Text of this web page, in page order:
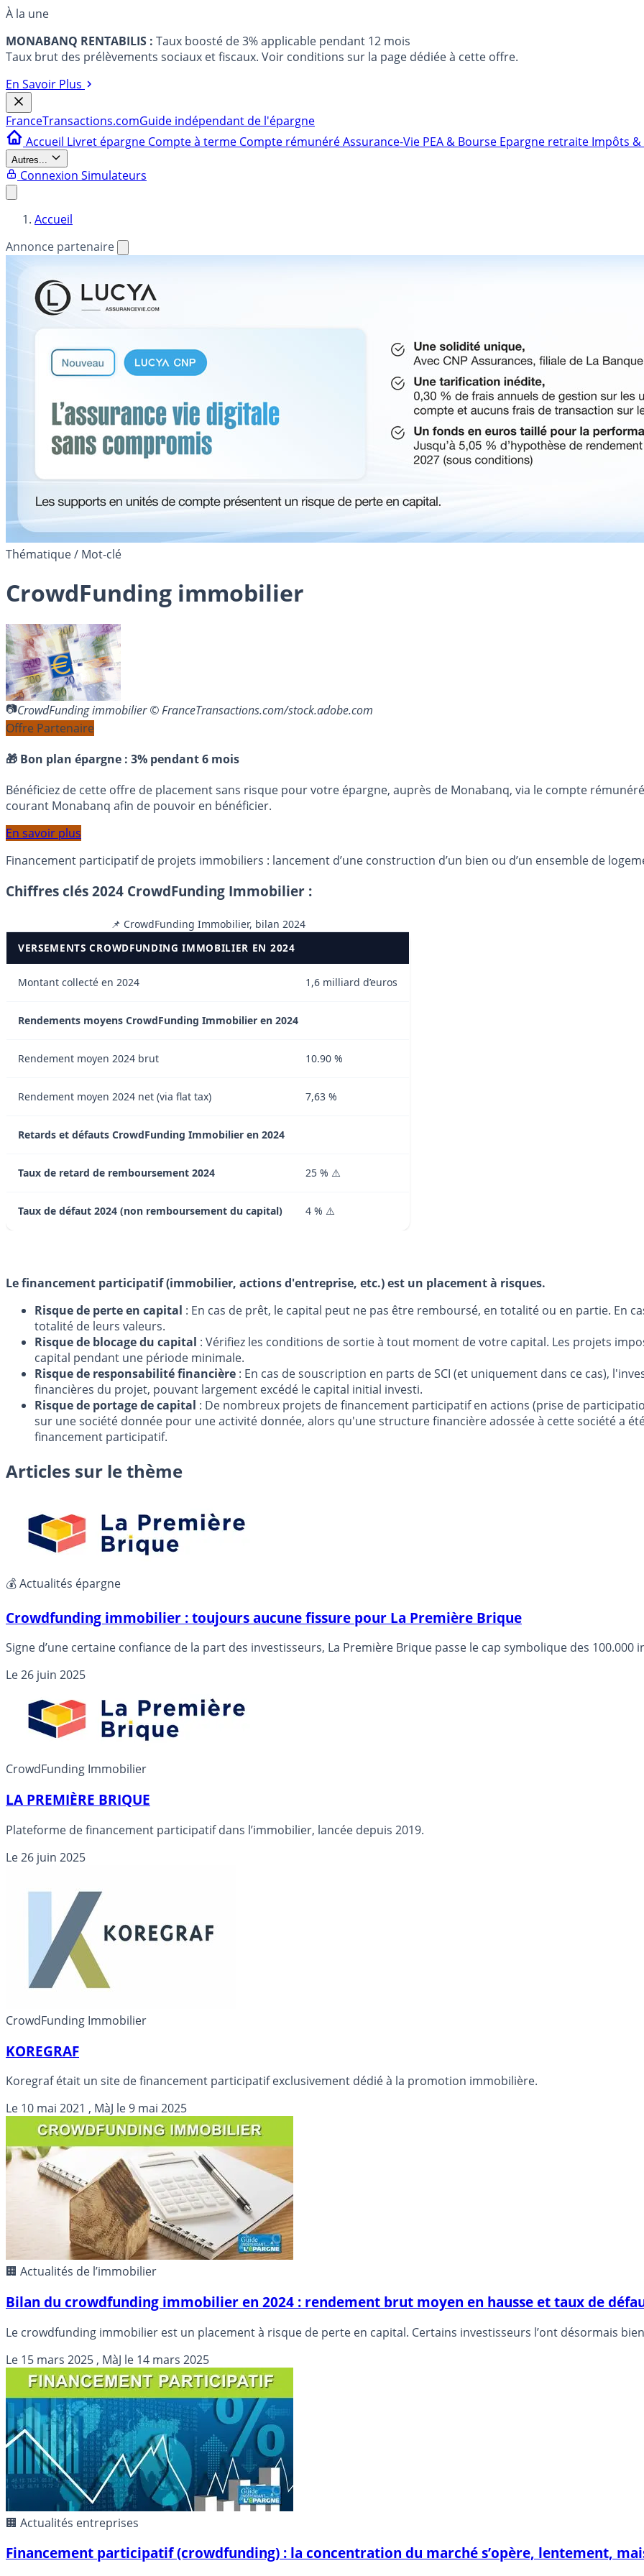
À la une
MONABANQ RENTABILIS : Taux boosté de 3% applicable pendant 12 mois
Taux brut des prélèvements sociaux et fiscaux. Voir conditions sur la page dédiée à cette offre.
En Savoir Plus
FranceTransactions.comGuide indépendant de l'épargne
Accueil Livret épargne Compte à terme Compte rémunéréAssurance-Vie PEA & Bourse Epargne retraite Impôts &
Autres...
Connexion Simulateurs
Accueil
Annonce partenaire
Thématique / Mot-clé
CrowdFunding immobilier
CrowdFunding immobilier © FranceTransactions.com/stock.adobe.com
Offre Partenaire
🎁 Bon plan épargne : 3% pendant 6 mois
Bénéficiez de cette offre de placement sans risque pour votre épargne, auprès de Monabanq, via le compte
courant Monabanq afin de pouvoir en bénéficier.
En savoir plus
Financement participatif de projets immobiliers : lancement d’une construction d’un bien ou d’un ensemble de
Chiffres clés 2024 CrowdFunding Immobilier :
📌 CrowdFunding Immobilier, bilan 2024
VERSEMENTS CROWDFUNDING IMMOBILIER EN 2024
Montant collecté en 2024 1,6 milliard d’euros
Rendements moyens CrowdFunding Immobilier en 2024
Rendement moyen 2024 brut 10.90 %
Rendement moyen 2024 net (via flat tax) 7,63 %
Retards et défauts CrowdFunding Immobilier en 2024
Taux de retard de remboursement 2024 25 % ⚠️
Taux de défaut 2024 (non remboursement du capital) 4 % ⚠️
Le financement participatif (immobilier, actions d'entreprise, etc.) est un placement à risques.
Risque de perte en capital : En cas de prêt, le capital peut ne pas être remboursé, en totalité ou en partie. En
totalité de leurs valeurs.
Risque de blocage du capital : Vérifiez les conditions de sortie à tout moment de votre capital. Les projets
capital pendant une période minimale.
Risque de responsabilité financière : En cas de souscription en parts de SCI (et uniquement dans ce cas),
financières du projet, pouvant largement excédé le capital initial investi.
Risque de portage de capital : De nombreux projets de financement participatif en actions (prise de
sur une société donnée pour une activité donnée, alors qu'une structure financière adossée à cette société a
financement participatif.
Articles sur le thème
💰 Actualités épargne
Crowdfunding immobilier : toujours aucune fissure pour La Première Brique
Signe d’une certaine confiance de la part des investisseurs, La Première Brique passe le cap symbolique des 100.000
Le26 juin 2025
CrowdFunding Immobilier
LA PREMIÈRE BRIQUE
Plateforme de financement participatif dans l’immobilier, lancée depuis 2019.
Le26 juin 2025
CrowdFunding Immobilier
KOREGRAF
Koregraf était un site de financement participatif exclusivement dédié à la promotion immobilière.
Le 10 mai 2021 , MàJ le9 mai 2025
🏢 Actualités de l’immobilier
Bilan du crowdfunding immobilier en 2024 : rendement brut moyen en hausse et taux de
Le crowdfunding immobilier est un placement à risque de perte en capital. Certains investisseurs l’ont désormais
Le 15 mars 2025 , MàJ le 14 mars 2025
🏢 Actualités entreprises
Financement participatif (crowdfunding) : la concentration du marché s’opère, lentement,